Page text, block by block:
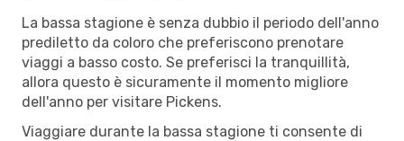
La bassa stagione è senza dubbio il periodo dell'anno
prediletto da coloro che preferiscono prenotare
viaggi a basso costo. Se preferisci la tranquillità,
allora questo è sicuramente il momento migliore
dell'anno per visitare Pickens.
Viaggiare durante la bassa stagione ti consente di